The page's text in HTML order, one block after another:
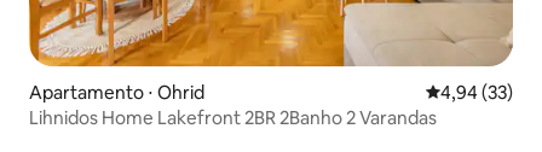
Apartamento ⋅ Ohrid 4,94 de uma
4,94 (33)
Lihnidos Home Lakefront 2BR 2Banho 2 Varandas